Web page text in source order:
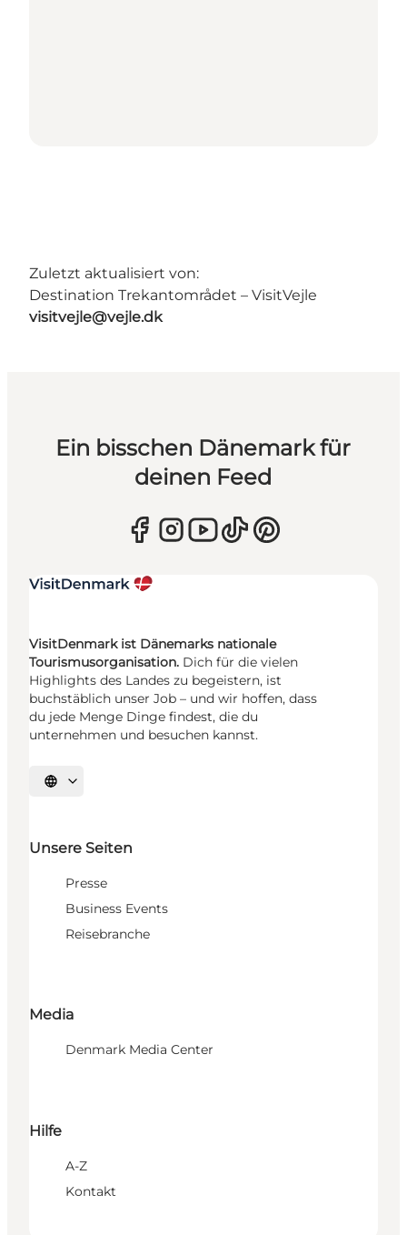
Zuletzt aktualisiert von:
Destination Trekantområdet – VisitVejle
visitvejle@vejle.dk
Ein bisschen Dänemark für
deinen Feed
VisitDenmark ist Dänemarks nationale
Tourismusorganisation. Dich für die vielen
Highlights des Landes zu begeistern, ist
buchstäblich unser Job – und wir hoffen, dass
du jede Menge Dinge findest, die du
unternehmen und besuchen kannst.
Sprache auswählen
Unsere Seiten
Presse
Business Events
Reisebranche
Media
Denmark Media Center
Hilfe
A-Z
Kontakt